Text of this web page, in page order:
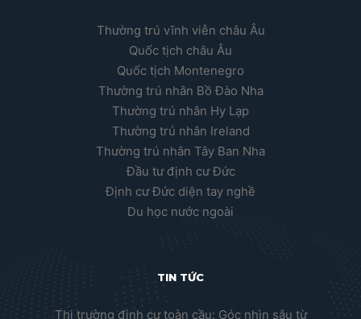
Thường trú vĩnh viễn châu Âu
Quốc tịch châu Âu
Quốc tịch Montenegro
Thường trú nhân Bồ Đào Nha
Thường trú nhân Hy Lạp
Thường trú nhân Ireland
Thường trú nhân Tây Ban Nha
Đầu tư định cư Đức
Định cư Đức diện tay nghề
Du học nước ngoài
TIN TỨC
Thị trường định cư toàn cầu: Góc nhìn sâu từ